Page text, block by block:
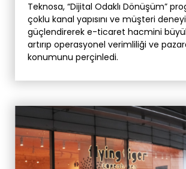
Teknosa, “Dijital Odaklı Dönüşüm”
çoklu kanal yapısını ve müşteri
güçlendirerek e-ticaret hacmini
artırıp operasyonel verimliliği ve
konumunu perçinledi.